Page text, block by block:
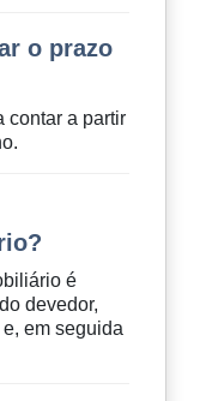
o prazo
contar a partir
é
devedor,
em seguida